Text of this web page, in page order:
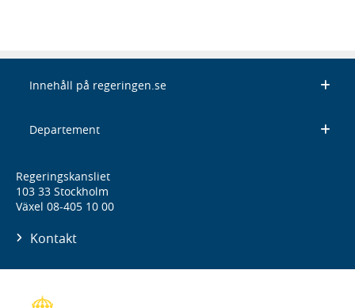
Innehåll på regeringen.se
Departement
Regeringskansliet
103 33 Stockholm
Växel 08-405 10 00
Kontakt